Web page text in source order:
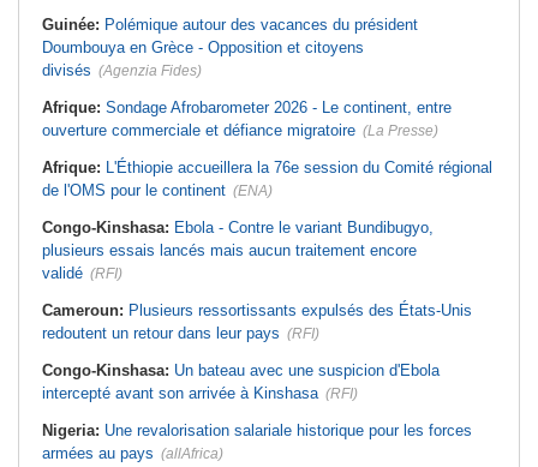
Guinée: Polémique autour des vacances du président
Doumbouya en Grèce - Opposition et citoyens
divisés (Agenzia Fides)
Afrique: Sondage Afrobarometer 2026 - Le continent, entre
ouverture commerciale et défiance migratoire (La Presse)
Afrique: L'Éthiopie accueillera la 76e session du Comité régional
de l'OMS pour le continent (ENA)
Congo-Kinshasa: Ebola - Contre le variant Bundibugyo,
plusieurs essais lancés mais aucun traitement encore
validé (RFI)
Cameroun: Plusieurs ressortissants expulsés des États-Unis
redoutent un retour dans leur pays (RFI)
Congo-Kinshasa: Un bateau avec une suspicion d'Ebola
intercepté avant son arrivée à Kinshasa (RFI)
Nigeria: Une revalorisation salariale historique pour les forces
armées au pays (allAfrica)